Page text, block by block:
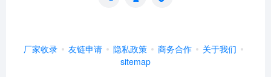
厂家收录 友链申请 隐私政策 商务合作
关于我们
sitemap